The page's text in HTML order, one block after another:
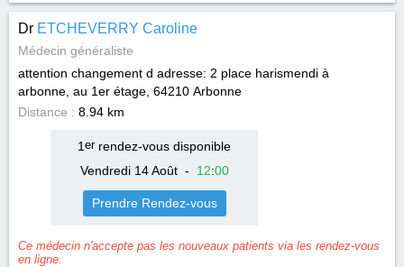
Dr ETCHEVERRY Caroline
Médecin généraliste
attention changement d adresse: 2 place harismendi à
arbonne, au 1er étage, 64210 Arbonne
Distance : 8.94 km
1 errendez-vous disponible
Vendredi 14 Août- 12:00
Prendre Rendez-vous
Ce médecin n'accepte pas les nouveaux patients via les rendez-vous
en ligne.